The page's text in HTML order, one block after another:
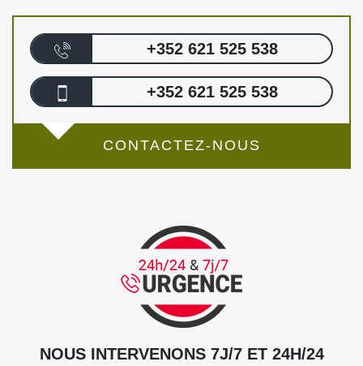
+352 621 525 538
+352 621 525 538
CONTACTEZ-NOUS
NOUS INTERVENONS 7J/7 ET 24H/24